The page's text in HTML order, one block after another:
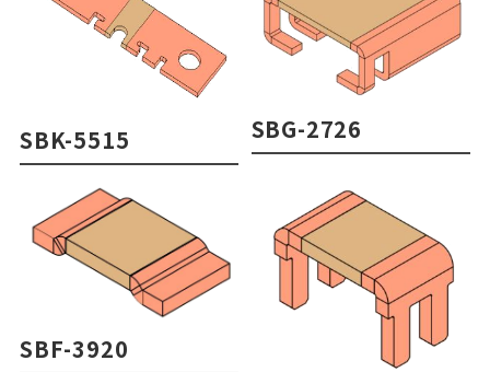
SBK-5515 SBG-2726
SBF-3920